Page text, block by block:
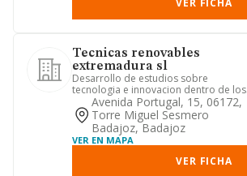
VER FICHA
Tecnicas renovables
extremadura sl
Desarrollo de estudios sobre
tecnologia e innovacion dentro de los
sectores tradicionales mediante ...
Avenida Portugal, 15, 06172,
Torre Miguel Sesmero
Badajoz, Badajoz
VER EN MAPA
VER FICHA